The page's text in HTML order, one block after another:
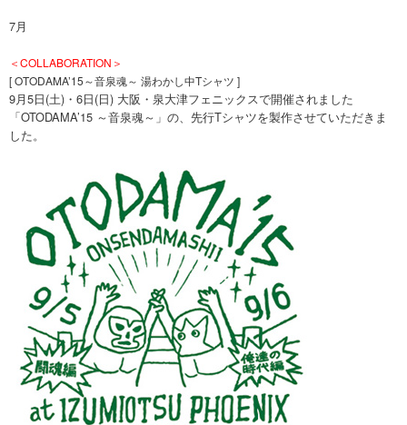
7月
＜COLLABORATION＞
[ OTODAMA’15～音泉魂～ 湯わかし中Tシャツ ]
9月5日(土)・6日(日) 大阪・泉大津フェニックスで開催されました
「OTODAMA’15 ～音泉魂～」の、先行Tシャツを製作させていただきま
した。